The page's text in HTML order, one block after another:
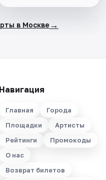
в Москве →
Навигация
Главная
Города
Площадки
Артисты
Рейтинги
Промокоды
О нас
Возврат билетов